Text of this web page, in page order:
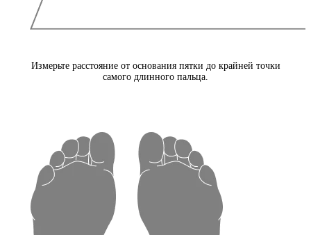
Измерьте расстояние от основания пятки до крайней точки
самого длинного пальца.